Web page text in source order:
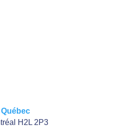
H2L 2P3